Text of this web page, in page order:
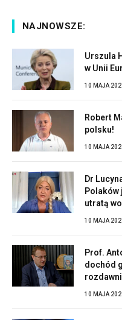
NAJNOWSZE:
Urszula
w Unii
10 MAJA
Robert
polsku!
10 MAJA
Dr
Polaków
utratą
10 MAJA
Prof.
dochód
10 MAJA